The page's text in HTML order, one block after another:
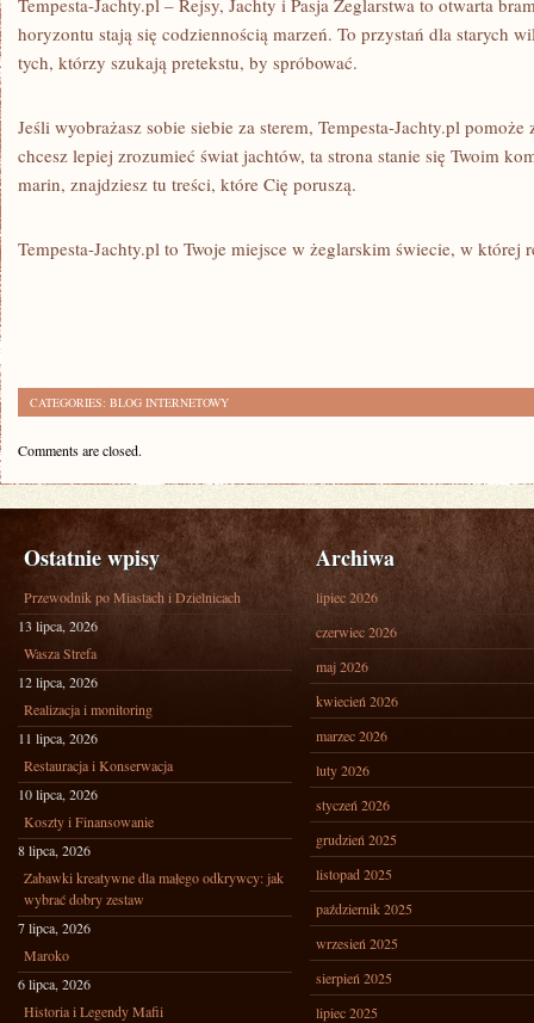
Tempesta-Jachty.pl – Rejsy, Jachty i Pasja Żeglarstwa to otwarta
horyzontu stają się codziennością marzeń. To przystań dla starych
tych, którzy szukają pretekstu, by spróbować.
Jeśli wyobrażasz sobie siebie za sterem, Tempesta-Jachty.pl
chcesz lepiej zrozumieć świat jachtów, ta strona stanie się Twoim
marin, znajdziesz tu treści, które Cię poruszą.
Tempesta-Jachty.pl to Twoje miejsce w żeglarskim świecie, w której
CATEGORIES: BLOG INTERNETOWY
Comments are closed.
Ostatnie wpisy
Przewodnik po Miastach i Dzielnicach
13 lipca, 2026
Wasza Strefa
12 lipca, 2026
Realizacja i monitoring
11 lipca, 2026
Restauracja i Konserwacja
10 lipca, 2026
Koszty i Finansowanie
8 lipca, 2026
Zabawki kreatywne dla małego odkrywcy: jak
wybrać dobry zestaw
7 lipca, 2026
Maroko
6 lipca, 2026
Historia i Legendy Mafii
Archiwa
lipiec 2026
czerwiec 2026
maj 2026
kwiecień 2026
marzec 2026
luty 2026
styczeń 2026
grudzień 2025
listopad 2025
październik 2025
wrzesień 2025
sierpień 2025
lipiec 2025